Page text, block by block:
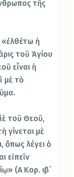
τῆς
ἡ
τοῦ Ἁγίου
εἶναι ἡ
μὲ τὸ
τοῦ Θεοῦ,
γίνεται μὲ
ὅπως λέγει ὁ
εἰπεῖν
(Α Κορ. ιβ´